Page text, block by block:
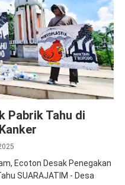
Pabrik Tahu di
Ecoton Desak Penegakan
SUARAJATIM - Desa